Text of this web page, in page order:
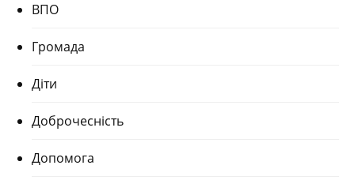
ВПО
Громада
Діти
Доброчесність
Допомога